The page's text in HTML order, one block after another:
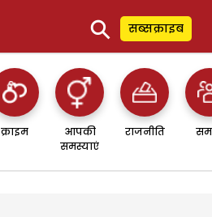
⚲ सब्सक्राइब
क्राइम
आपकी
समस्याएं
राजनीति